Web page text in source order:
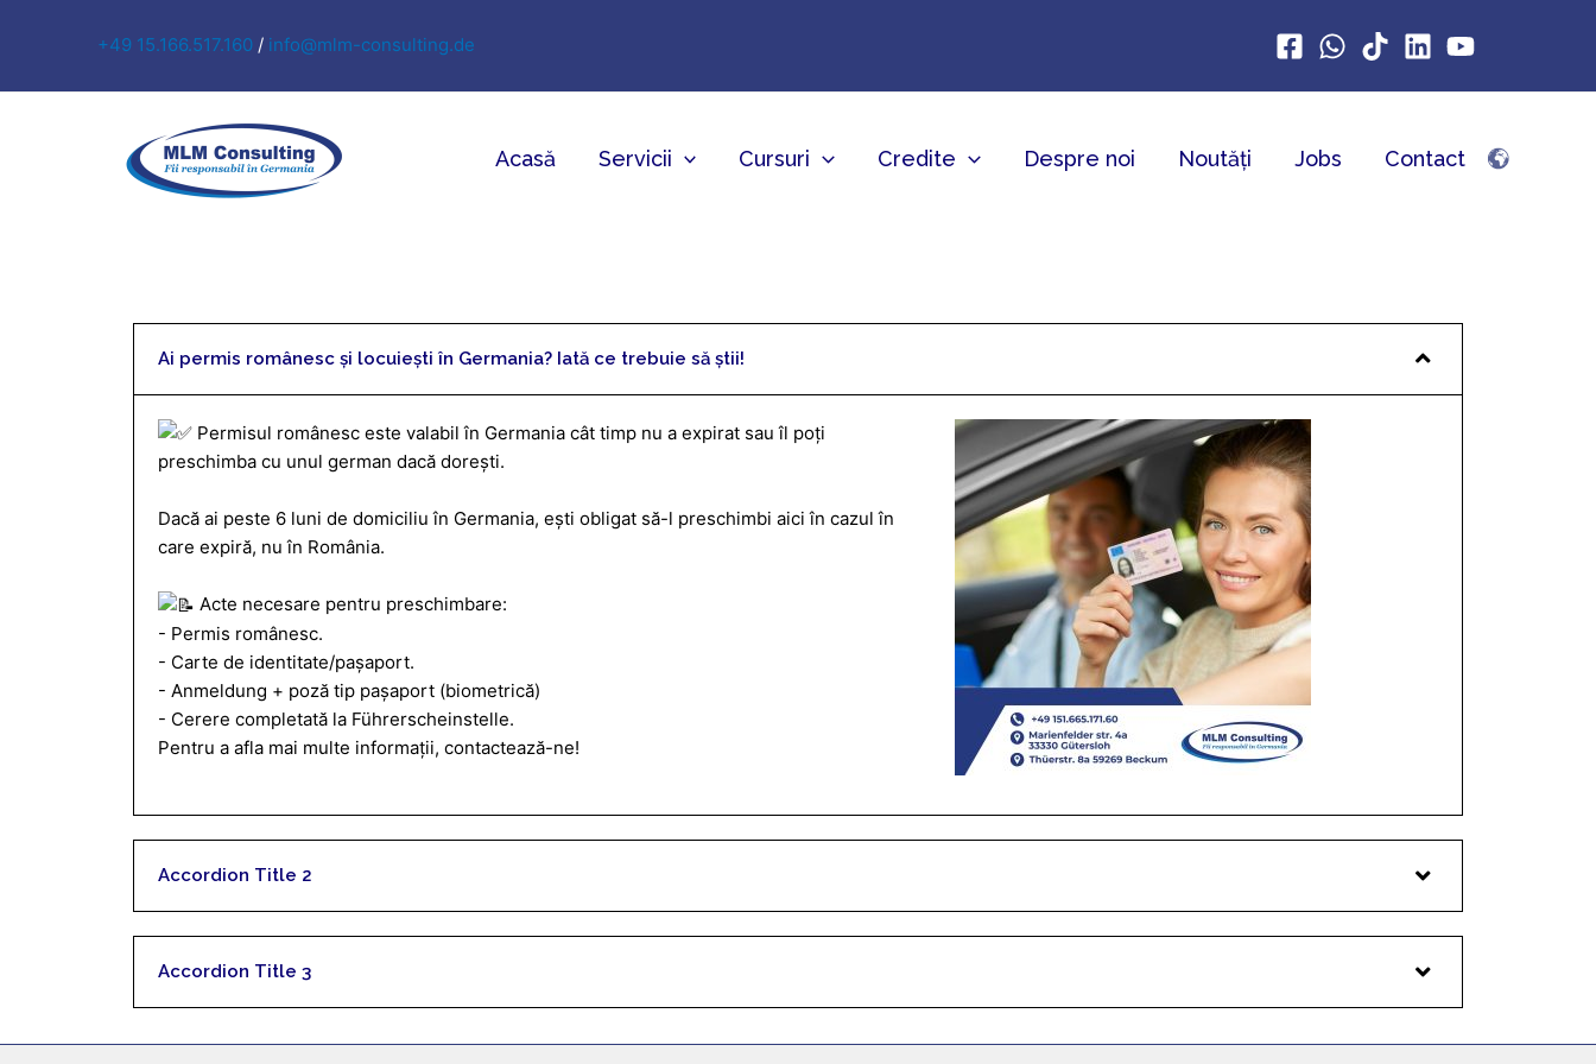
+49 15.166.517.160 / info@mlm-consulting.de
Acasă Servicii Cursuri Credite Despre noi Noutăți Jobs Contact
Ai permis românesc și locuiești în Germania? Iată ce trebuie să știi!
Permisul românesc este valabil în Germania cât timp nu a expirat sau îl poți
preschimba cu unul german dacă dorești.
Dacă ai peste 6 luni de domiciliu în Germania, ești obligat să-l preschimbi aici în cazul în
care expiră, nu în România.
Acte necesare pentru preschimbare:
- Permis românesc.
- Carte de identitate/pașaport.
- Anmeldung + poză tip pașaport (biometrică)
- Cerere completată la Führerscheinstelle.
Pentru a afla mai multe informații, contactează-ne!
Accordion Title 2
Accordion Title 3